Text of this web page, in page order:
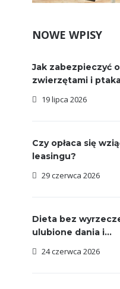
NOWE WPISY
Jak zabezpieczyć
zwierzętami i
19 lipca 2026
Czy opłaca się
leasingu?
29 czerwca 2026
Dieta bez
ulubione dania i...
24 czerwca 2026